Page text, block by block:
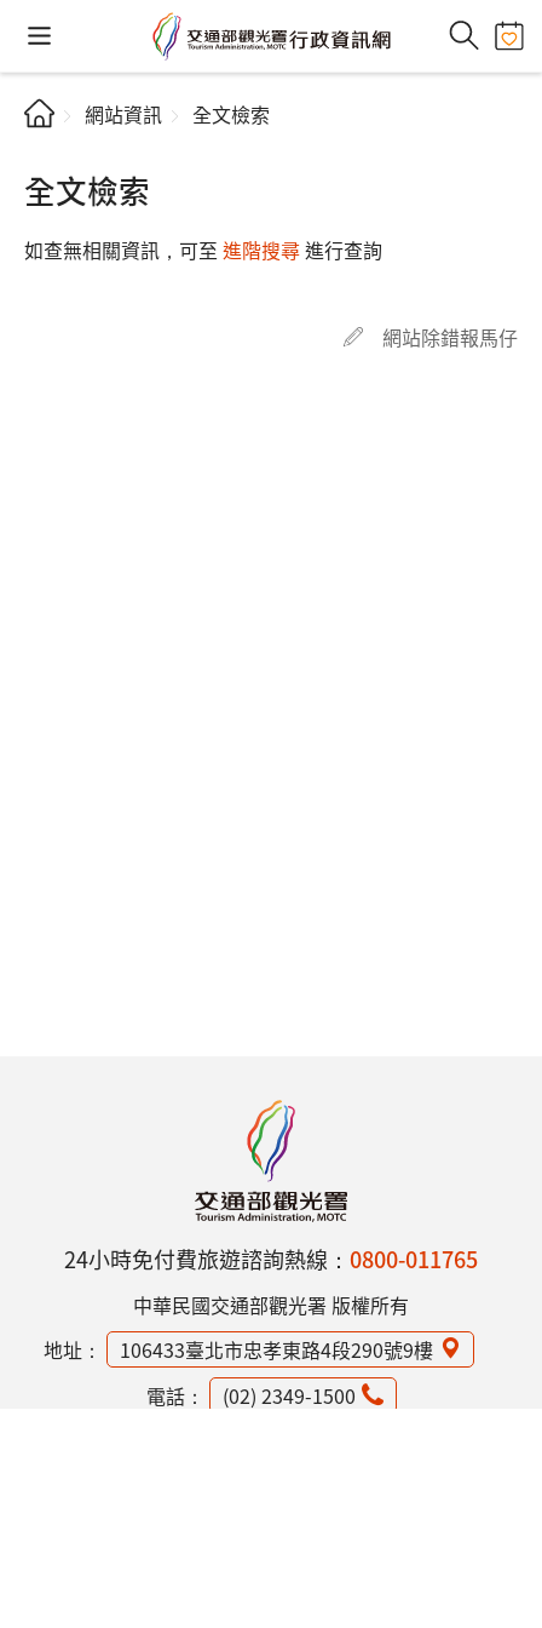
網站資訊 全文檢索
全文檢索
如查無相關資訊，可至 進階搜尋進行查詢
網站除錯報馬仔
24小時免付費旅遊諮詢熱線： 0800-011765
中華民國交通部觀光署 版權所有
地址：
106433臺北市忠孝東路4段290號9樓
電話：
(02) 2349-1500